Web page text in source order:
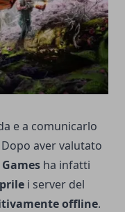
e a comunicarlo
aver valutato
Games ha infatti
i server del
offline.